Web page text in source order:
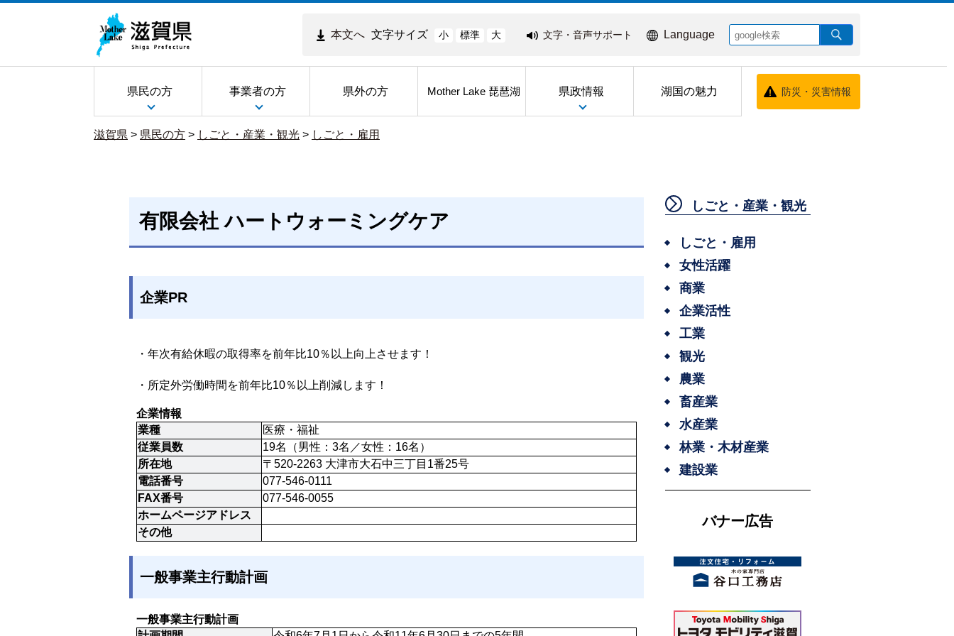
本文へ 文字サイズ 小 標準 大 文字・音声サポート Language
県民の方 事業者の方 県外の方 Mother Lake 琵琶湖 県政情報 湖国の魅力 防災・災害情報
滋賀県 > 県民の方 > しごと・産業・観光 > しごと・雇用
有限会社 ハートウォーミングケア
企業PR
・年次有給休暇の取得率を前年比10％以上向上させます！
・所定外労働時間を前年比10％以上削減します！
企業情報
業種
医療・福祉
従業員数
19名（男性：3名／女性：16名）
所在地
〒520-2263 大津市大石中三丁目1番25号
電話番号
077-546-0111
FAX番号
077-546-0055
ホームページアドレス
その他
一般事業主行動計画
一般事業主行動計画
しごと・産業・観光
しごと・雇用
女性活躍
商業
企業活性
工業
観光
農業
畜産業
水産業
林業・木材産業
建設業
バナー広告